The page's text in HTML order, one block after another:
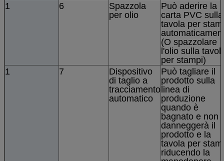
1
6
Spazzola
per olio
Può aderire la
carta PVC sulla
tavola per
(O spazzolare
l'olio sulla
per stampi)
1
7
Dispositivo
di taglio a
tracciamento
automatico
Può tagliare il
prodotto sulla
linea di
produzione
quando è
bagnato e non
danneggerà il
prodotto e la
tavola per
riducendo la